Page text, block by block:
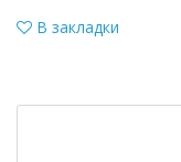
В закладки